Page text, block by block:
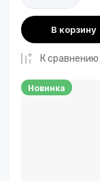
В корзину
К сравнению
Новинка